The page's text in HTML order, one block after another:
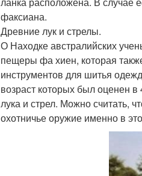
факсиана.
Древние лук и стрелы.
О Находке австралийских
пещеры фа хиен, которая
инструментов для шитья
возраст которых был оценен
лука и стрел. Можно считать,
охотничье оружие именно в